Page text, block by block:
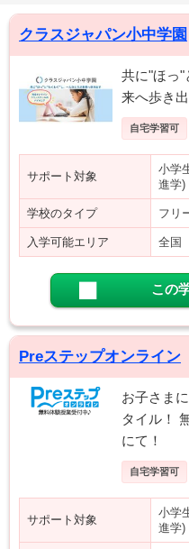
クラスジャパン小中学園
共に"ほっ"
来へ歩き
自宅学習可
サポート対象
小学
進学)
学校のタイプ フリ
入学可能エリア 全国
この
Preステップオンライン
お子さま
タイル！
にて！
自宅学習可
サポート対象
小学
進学)